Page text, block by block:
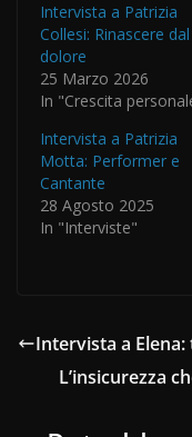
Intervista a Patrizia
Collesi: Rinascere dal
dolore
25 Marzo 2026
In "Crescita
Intervista a Patrizia
Motta: Performer e
Cantante
28 Agosto 2025
In "Interviste"
Intervista a
L’insicurezza